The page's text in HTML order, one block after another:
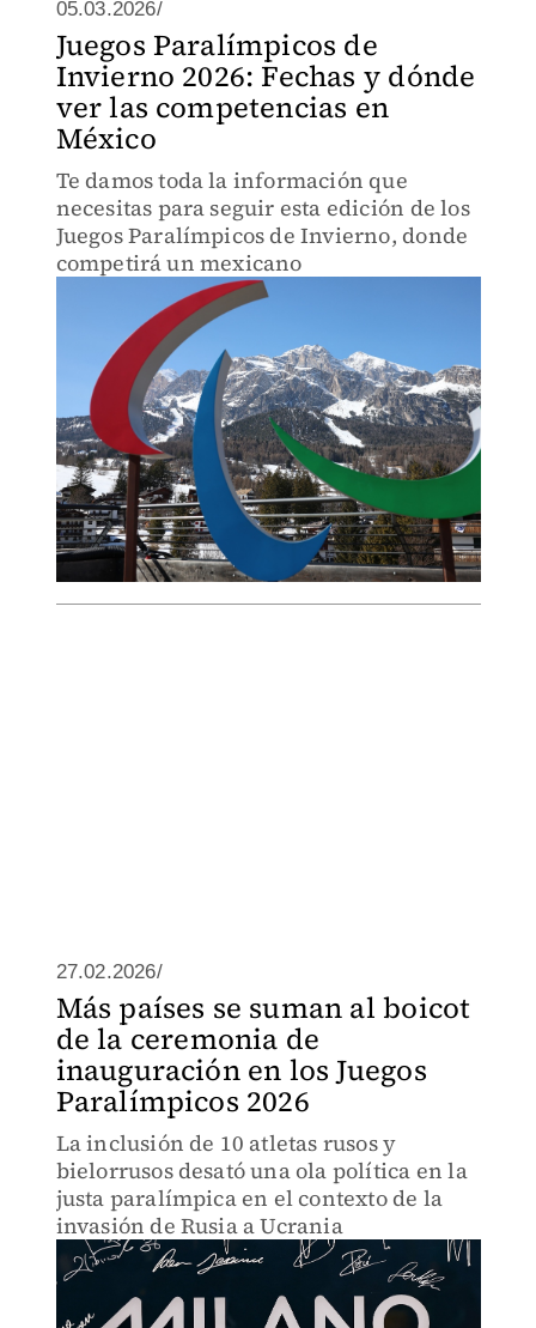
05.03.2026/
Juegos Paralímpicos de
Invierno 2026: Fechas y dónde
ver las competencias en
México
Te damos toda la información que
necesitas para seguir esta edición de los
Juegos Paralímpicos de Invierno, donde
competirá un mexicano
27.02.2026/
Más países se suman al boicot
de la ceremonia de
inauguración en los Juegos
Paralímpicos 2026
La inclusión de 10 atletas rusos y
bielorrusos desató una ola política en la
justa paralímpica en el contexto de la
invasión de Rusia a Ucrania